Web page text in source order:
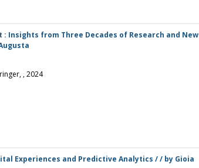
Insights from Three Decades of Research and New
, 2024
Experiences and Predictive Analytics / / by Gioia